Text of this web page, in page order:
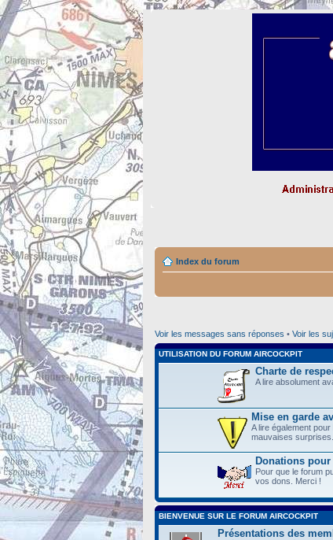
Index du forum
Voir les messages sans réponses • Voir les
UTILISATION DU FORUM AIRCOCKPIT
Charte de
A lire absolument
Mise en garde
A lire également
mauvaises surprises.
Donations pour
Pour que le forum
vos dons. Merci !
BIENVENUE SUR LE FORUM AIRCOCKPIT
Présentations des